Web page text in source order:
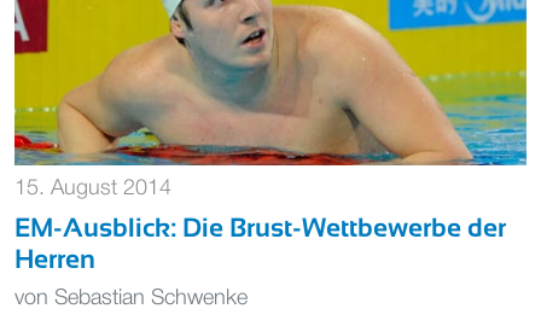
15. August 2014
EM-Ausblick: Die Brust-Wettbewerbe der
Herren
von Sebastian Schwenke